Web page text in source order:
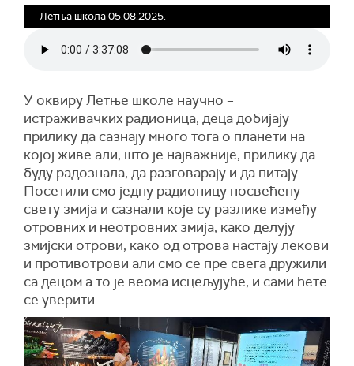
Летња школа 05.08.2025.
У оквиру Летње школе научно –
истраживачких радионица, деца добијају
прилику да сазнају много тога о планети на
којој живе али, што је најважније, прилику да
буду радознала, да разговарају и да питају.
Посетили смо једну радионицу посвећену
свету змија и сазнали које су разлике између
отровних и неотровних змија, како делују
змијски отрови, како од отрова настају лекови
и противотрови али смо се пре свега дружили
са децом а то је веома исцељујуће, и сами ћете
се уверити.